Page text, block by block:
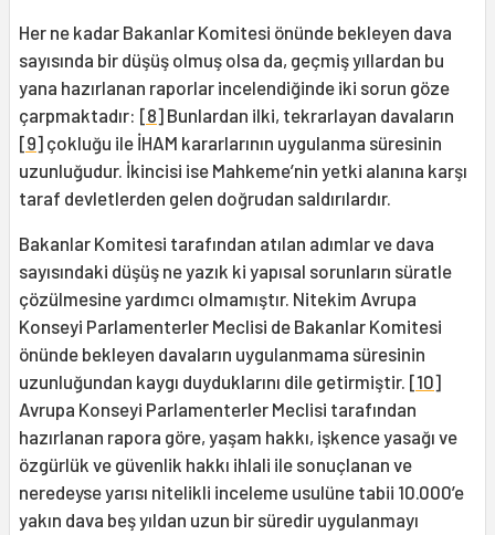
Her ne kadar Bakanlar Komitesi önünde bekleyen dava
sayısında bir düşüş olmuş olsa da, geçmiş yıllardan bu
yana hazırlanan raporlar incelendiğinde iki sorun göze
çarpmaktadır: [8] Bunlardan ilki, tekrarlayan davaların
[9] çokluğu ile İHAM kararlarının uygulanma süresinin
uzunluğudur. İkincisi ise Mahkeme’nin yetki alanına karşı
taraf devletlerden gelen doğrudan saldırılardır.
Bakanlar Komitesi tarafından atılan adımlar ve dava
sayısındaki düşüş ne yazık ki yapısal sorunların süratle
çözülmesine yardımcı olmamıştır. Nitekim Avrupa
Konseyi Parlamenterler Meclisi de Bakanlar Komitesi
önünde bekleyen davaların uygulanmama süresinin
uzunluğundan kaygı duyduklarını dile getirmiştir. [10]
Avrupa Konseyi Parlamenterler Meclisi tarafından
hazırlanan rapora göre, yaşam hakkı, işkence yasağı ve
özgürlük ve güvenlik hakkı ihlali ile sonuçlanan ve
neredeyse yarısı nitelikli inceleme usulüne tabii 10.000’e
yakın dava beş yıldan uzun bir süredir uygulanmayı